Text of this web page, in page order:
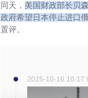
同天， 美国财政部长贝
政府希望日本停止进口
置评。
2025-10-16